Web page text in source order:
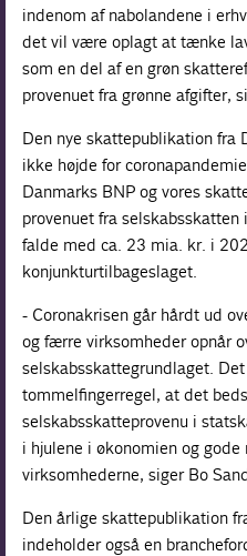
indenom af nabolandene i
det vil være oplagt at tænke
som en del af en grøn
provenuet fra grønne afgifter,
Den nye skattepublikation fra
ikke højde for
Danmarks BNP og vores
provenuet fra
falde med ca. 23 mia. kr. i
konjunkturtilbageslaget.
- Coronakrisen går hårdt ud
og færre virksomheder opnår
selskabsskattegrundlaget.
tommelfingerregel, at det
selskabsskatteprovenu i
i hjulene i økonomien og
virksomhederne, siger Bo
Den årlige skattepublikation
indeholder også en